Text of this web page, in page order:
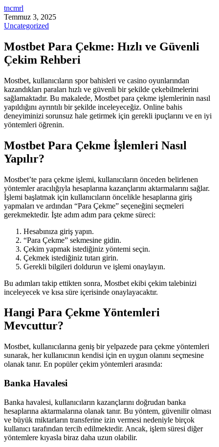
tncmrl
Temmuz 3, 2025
Uncategorized
Mostbet Para Çekme: Hızlı ve Güvenli
Çekim Rehberi
Mostbet, kullanıcıların spor bahisleri ve casino oyunlarından
kazandıkları paraları hızlı ve güvenli bir şekilde çekebilmelerini
sağlamaktadır. Bu makalede, Mostbet para çekme işlemlerinin nasıl
yapıldığını ayrıntılı bir şekilde inceleyeceğiz. Online bahis
deneyiminizi sorunsuz hale getirmek için gerekli ipuçlarını ve en iyi
yöntemleri öğrenin.
Mostbet Para Çekme İşlemleri Nasıl
Yapılır?
Mostbet’te para çekme işlemi, kullanıcıların önceden belirlenen
yöntemler aracılığıyla hesaplarına kazançlarını aktarmalarını sağlar.
İşlemi başlatmak için kullanıcıların öncelikle hesaplarına giriş
yapmaları ve ardından “Para Çekme” seçeneğini seçmeleri
gerekmektedir. İşte adım adım para çekme süreci:
Hesabınıza giriş yapın.
“Para Çekme” sekmesine gidin.
Çekim yapmak istediğiniz yöntemi seçin.
Çekmek istediğiniz tutarı girin.
Gerekli bilgileri doldurun ve işlemi onaylayın.
Bu adımları takip ettikten sonra, Mostbet ekibi çekim talebinizi
inceleyecek ve kısa süre içerisinde onaylayacaktır.
Hangi Para Çekme Yöntemleri
Mevcuttur?
Mostbet, kullanıcılarına geniş bir yelpazede para çekme yöntemleri
sunarak, her kullanıcının kendisi için en uygun olanını seçmesine
olanak tanır. En popüler çekim yöntemleri arasında:
Banka Havalesi
Banka havalesi, kullanıcıların kazançlarını doğrudan banka
hesaplarına aktarmalarına olanak tanır. Bu yöntem, güvenilir olması
ve büyük miktarların transferine izin vermesi nedeniyle birçok
kullanıcı tarafından tercih edilmektedir. Ancak, işlem süresi diğer
yöntemlere kıyasla biraz daha uzun olabilir.